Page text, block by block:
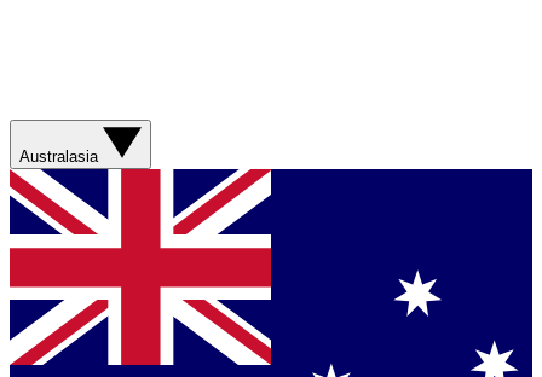
Australasia